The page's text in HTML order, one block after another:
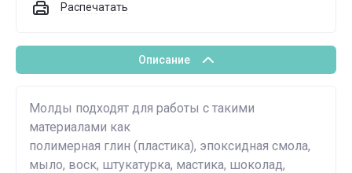
Распечатать
Описание
Молды подходят для работы с такими
материалами как
полимерная глин (пластика), эпоксидная смола,
мыло, воск, штукатурка, мастика, шоколад,